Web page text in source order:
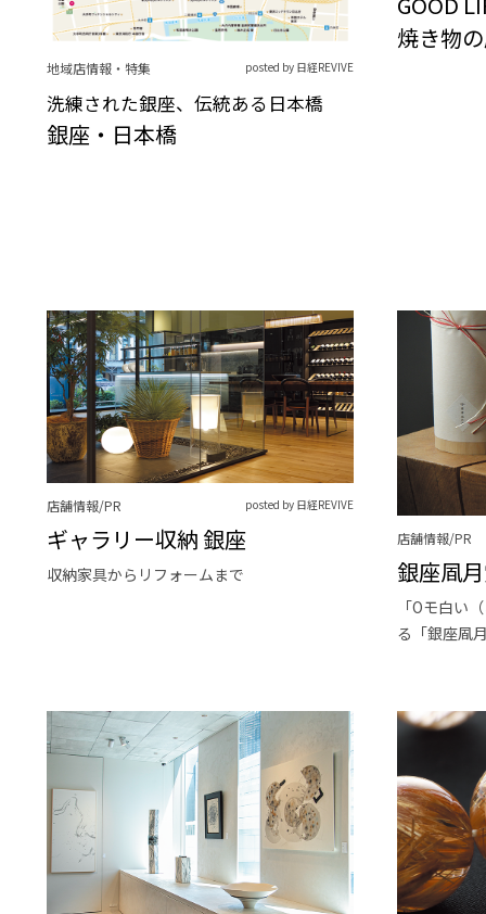
地域店情報・特集 posted by 日経REVIVE
洗練された銀座、伝統ある日本橋
銀座・日本橋
焼き物
店舗情報/PR posted by 日経REVIVE
ギャラリー収納 銀座
収納家具からリフォームまで
店舗情報/PR
銀座凮
「Oモ白い
る「銀座凮